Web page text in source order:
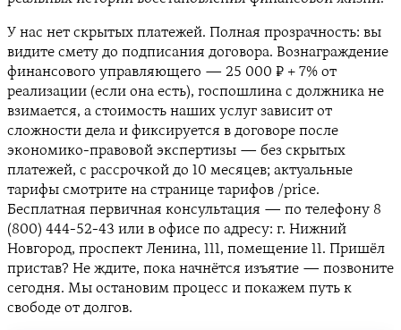
У нас нет скрытых платежей. Полная прозрачность: вы
видите смету до подписания договора. Вознаграждение
финансового управляющего — 25 000 ₽ + 7% от
реализации (если она есть), госпошлина с должника не
взимается, а стоимость наших услуг зависит от
сложности дела и фиксируется в договоре после
экономико-правовой экспертизы — без скрытых
платежей, с рассрочкой до 10 месяцев; актуальные
тарифы смотрите на странице тарифов /price.
Бесплатная первичная консультация — по телефону 8
(800) 444-52-43 или в офисе по адресу: г. Нижний
Новгород, проспект Ленина, 111, помещение 11. Пришёл
пристав? Не ждите, пока начнётся изъятие — позвоните
сегодня. Мы остановим процесс и покажем путь к
свободе от долгов.